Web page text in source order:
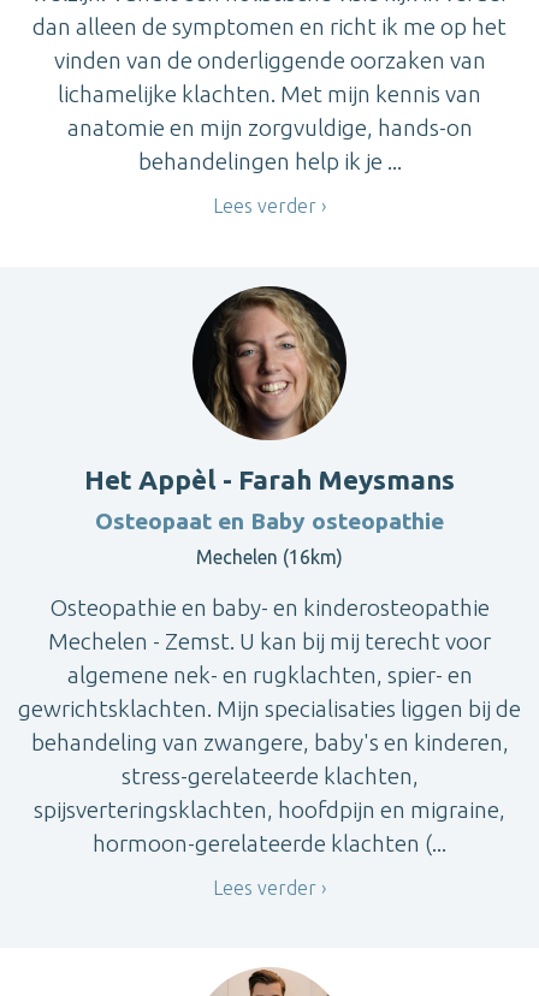
dan alleen de symptomen en richt ik me op het
vinden van de onderliggende oorzaken van
lichamelijke klachten. Met mijn kennis van
anatomie en mijn zorgvuldige, hands-on
behandelingen help ik je ...
Lees verder
Het Appèl - Farah Meysmans
Osteopaat en Baby osteopathie
Mechelen (16km)
Osteopathie en baby- en kinderosteopathie
Mechelen - Zemst. U kan bij mij terecht voor
algemene nek- en rugklachten, spier- en
gewrichtsklachten. Mijn specialisaties liggen bij de
behandeling van zwangere, baby's en kinderen,
stress-gerelateerde klachten,
spijsverteringsklachten, hoofdpijn en migraine,
hormoon-gerelateerde klachten (...
Lees verder